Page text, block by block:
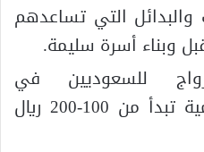
والبدائل التي تساعدهم
وبناء أسرة سليمة.
للسعوديين في
المستشفيات الحكومية تبدأ من 100-200 ريال